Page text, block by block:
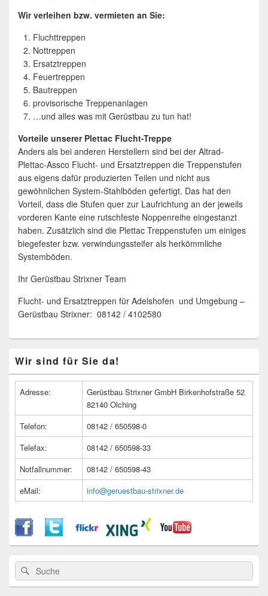
Wir verleihen bzw. vermieten an Sie:
Fluchttreppen
Nottreppen
Ersatztreppen
Feuertreppen
Bautreppen
provisorische Treppenanlagen
…und alles was mit Gerüstbau zu tun hat!
Vorteile unserer Plettac Flucht-Treppe
Anders als bei anderen Herstellern sind bei der Altrad-
Plettac-Assco Flucht- und Ersatztreppen die Treppenstufen
aus eigens dafür produzierten Teilen und nicht aus
gewöhnlichen System-Stahlböden gefertigt. Das hat den
Vorteil, dass die Stufen quer zur Laufrichtung an der jeweils
vorderen Kante eine rutschfeste Noppenreihe eingestanzt
haben. Zusätzlich sind die Plettac Treppenstufen um einiges
biegefester bzw. verwindungssteifer als herkömmliche
Systemböden.
Ihr Gerüstbau Strixner Team
Flucht- und Ersatztreppen für Adelshofen und Umgebung –
Gerüstbau Strixner: 08142 / 4102580
Seitenleisten
Widget-
Wir sind für Sie da!
Adresse:
Gerüstbau Strixner GmbH Birkenhofstraße 52
82140 Olching
Telefon:
08142 / 650598-0
Telefax:
08142 / 650598-33
Notfallnummer:
08142 / 650598-43
eMail:
info@geruestbau-strixner.de
Suche
nach:
Suche